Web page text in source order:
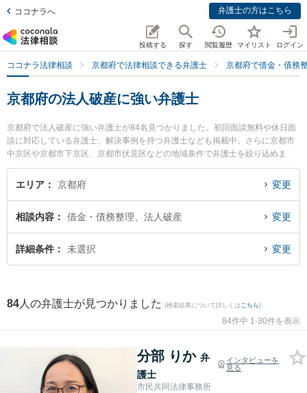
ココナラへ 弁護士の方はこちら
投稿する 探す 閲覧履歴 マイリスト ログイン
ココナラ法律相談 京都府で法律相談できる弁護士 京都府で借金・債務
京都府の法人破産に強い弁護士
京都府で法人破産に強い弁護士が84名見つかりました。初回面談無料や休日面
談に対応している弁護士、解決事例を持つ弁護士なども掲載中。さらに京都市
中京区や京都市下京区、京都市伏見区などの地域条件で弁護士を絞り込めま
す。借金・債務整理に関係する消費者金融の債務整理やクレジット会社の債務
整理、リボ払いの債務整理等の細かな分野での絞り込み検索もでき便利です。
士のプロフィール情報や弁護士費用、強みなどが注目されています。『京都府
で土日や夜間に発生した法人破産のトラブルを今すぐに弁護士に相談したい』
『法人破産のトラブル解決の実績豊富な近くの弁護士を検索したい』『初回相
エリア 京都府 変更
相談内容 借金・債務整理、法人破産 変更
詳細条件 未選択 変更
84 人の弁護士が見つかりました (検索結果について詳しくは こちら)
84件中 1-30件を表示
分部 りか 弁
護士
インタビューを
見る
市民共同法律事務所